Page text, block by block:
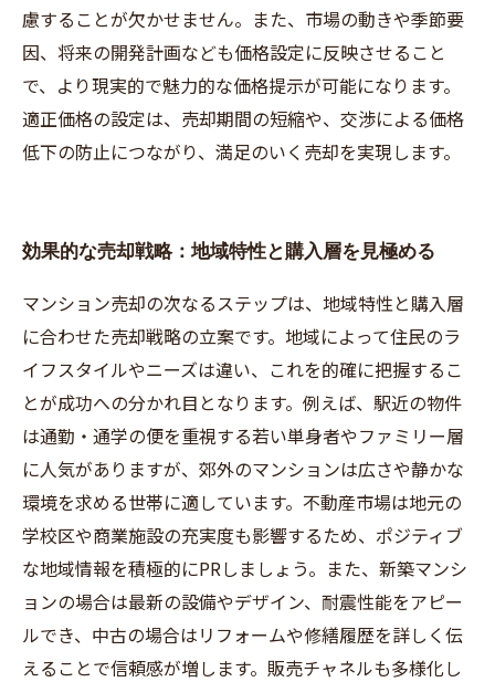
慮することが欠かせません。また、市場の動きや季節要
因、将来の開発計画なども価格設定に反映させること
で、より現実的で魅力的な価格提示が可能になります。
適正価格の設定は、売却期間の短縮や、交渉による価格
低下の防止につながり、満足のいく売却を実現します。
効果的な売却戦略：地域特性と購入層を見極める
マンション売却の次なるステップは、地域特性と購入層
に合わせた売却戦略の立案です。地域によって住民のラ
イフスタイルやニーズは違い、これを的確に把握するこ
とが成功への分かれ目となります。例えば、駅近の物件
は通勤・通学の便を重視する若い単身者やファミリー層
に人気がありますが、郊外のマンションは広さや静かな
環境を求める世帯に適しています。不動産市場は地元の
学校区や商業施設の充実度も影響するため、ポジティブ
な地域情報を積極的にPRしましょう。また、新築マンシ
ョンの場合は最新の設備やデザイン、耐震性能をアピー
ルでき、中古の場合はリフォームや修繕履歴を詳しく伝
えることで信頼感が増します。販売チャネルも多様化し